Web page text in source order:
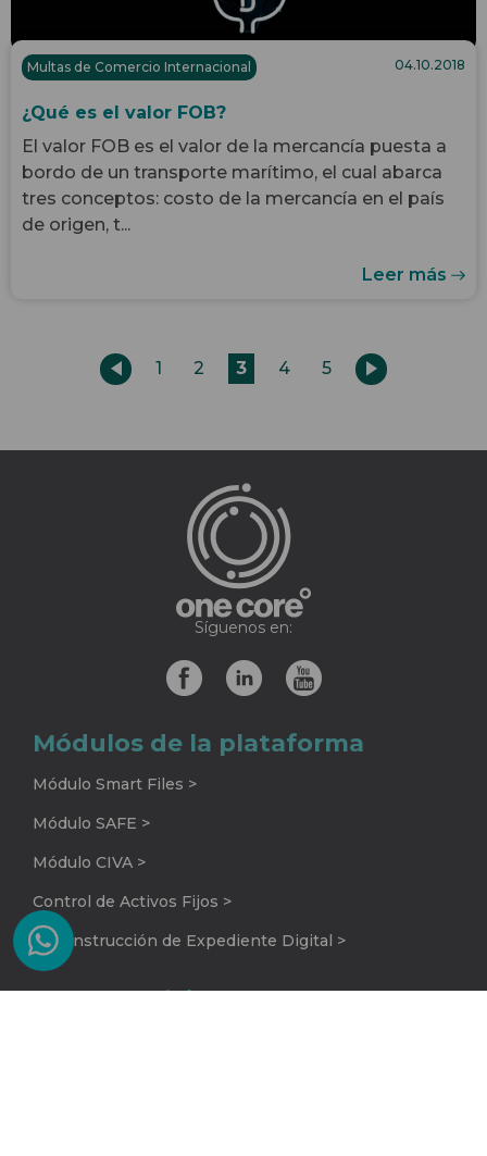
Multas de Comercio Internacional 04.10.2018
¿Qué es el valor FOB?
El valor FOB es el valor de la mercancía puesta a
bordo de un transporte marítimo, el cual abarca
tres conceptos: costo de la mercancía en el país
de origen, t...
Leer más
1 2 3 4 5
Síguenos en:
Módulos de la plataforma
Módulo Smart Files >
Módulo SAFE >
Módulo CIVA >
Control de Activos Fijos >
Reconstrucción de Expediente Digital >
Recursos útiles